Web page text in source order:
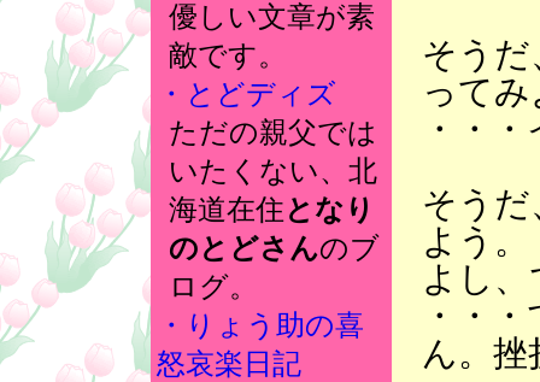
優しい文章が素
敵です。
・とどディズ
ただの親父では
いたくない、北
海道在住となり
のとどさんのブ
ログ。
・りょう助の喜
怒哀楽日記
そうだ
って
・・
そう
よう。
よし
・・
ん。挫